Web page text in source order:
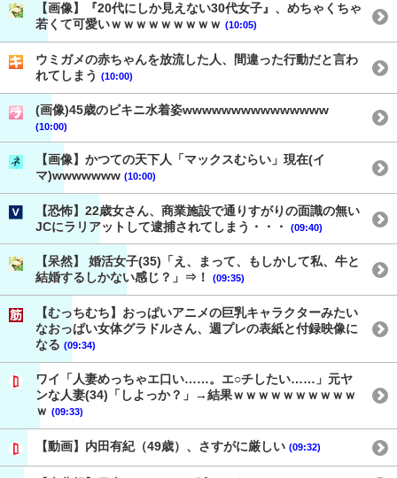
【画像】『20代にしか見えない30代女子』、めちゃくちゃ
若くて可愛いｗｗｗｗｗｗｗｗｗ (10:05)
ウミガメの赤ちゃんを放流した人、間違った行動だと言わ
れてしまう (10:00)
(画像)45歳のビキニ水着姿wwwwwwwwwwwwwww
(10:00)
【画像】かつての天下人「マックスむらい」現在(イ
マ)wwwwwww (10:00)
【恐怖】22歳女さん、商業施設で通りすがりの面識の無い
JCにラリアットして逮捕されてしまう・・・
(09:40)
【呆然】 婚活女子(35)「え、まって、もしかして私、牛と
結婚するしかない感じ？」⇒！
(09:35)
【むっちむち】おっぱいアニメの巨乳キャラクターみたい
なおっぱい女体グラドルさん、週プレの表紙と付録映像に
なる (09:34)
ワイ「人妻めっちゃエ口い……。エ○チしたい……」元ヤ
ンな人妻(34)「しよっか？」→結果ｗｗｗｗｗｗｗｗｗｗ
ｗ (09:33)
【動画】内田有紀（49歳）、さすがに厳しい (09:32)